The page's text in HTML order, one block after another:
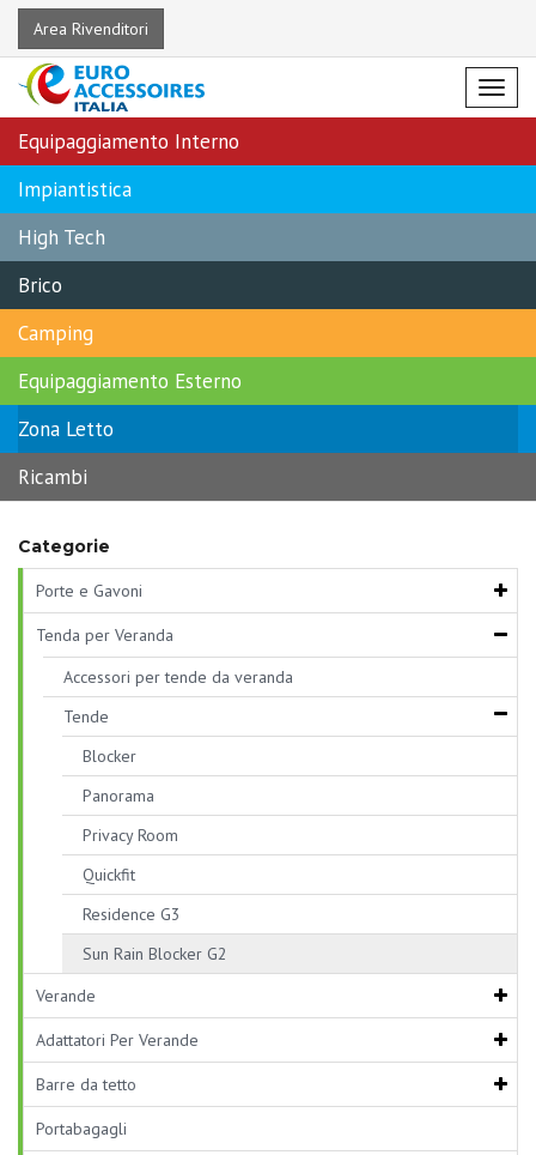
Area Rivenditori
Menu
Equipaggiamento Interno
Impiantistica
High Tech
Brico
Camping
Equipaggiamento Esterno
Zona Letto
Ricambi
Categorie
Porte e Gavoni
Tenda per Veranda
Accessori per tende da veranda
Tende
Blocker
Panorama
Privacy Room
Quickfit
Residence G3
Sun Rain Blocker G2
Verande
Adattatori Per Verande
Barre da tetto
Portabagagli